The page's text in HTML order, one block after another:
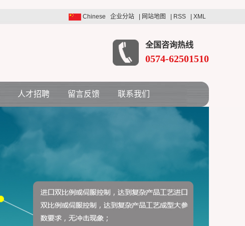
Chinese 企业分站 网站地图 RSS XML
全国咨询热线
0574-62501510
人才招聘 留言反馈 联系我们